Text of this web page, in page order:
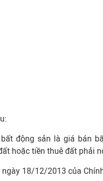
động sản là giá bán
hoặc tiền thuê đất phải
18/12/2013 của